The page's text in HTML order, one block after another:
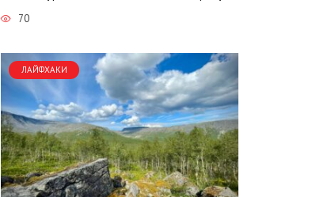
70
ЛАЙФХАКИ